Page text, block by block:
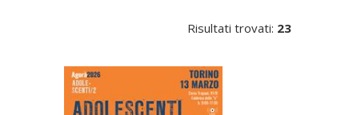
Risultati trovati: 23